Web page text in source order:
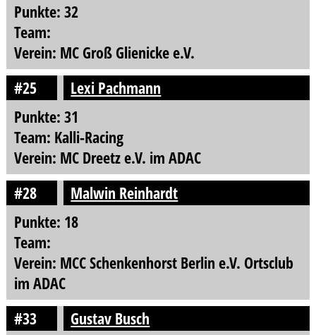
Punkte: 32
Team:
Verein: MC Groß Glienicke e.V.
#25
Lexi Pachmann
Punkte: 31
Team: Kalli-Racing
Verein: MC Dreetz e.V. im ADAC
#28
Malwin Reinhardt
Punkte: 18
Team:
Verein: MCC Schenkenhorst Berlin e.V. Ortsclub
im ADAC
#33
Gustav Busch